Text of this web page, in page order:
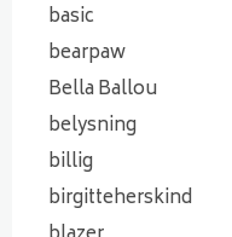
basic
bearpaw
Bella Ballou
belysning
billig
birgitteherskind